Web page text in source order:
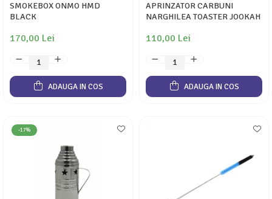
SMOKEBOX ONMO HMD
BLACK
170,00 Lei
ADAUGA IN COS
APRINZATOR CARBUNI
NARGHILEA TOASTER JOOKAH
110,00 Lei
ADAUGA IN COS
-17%